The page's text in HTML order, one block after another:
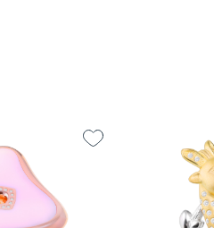
15.85
750 пробы